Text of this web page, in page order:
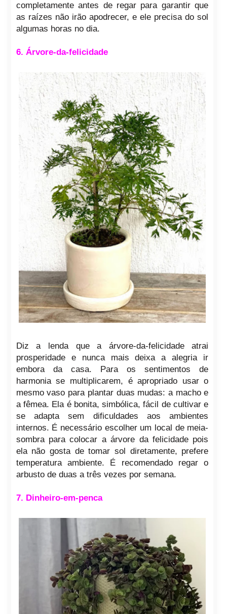
completamente antes de regar para garantir que
as raízes não irão apodrecer, e ele precisa do sol
algumas horas no dia.
6. Árvore-da-felicidade
Diz a lenda que a árvore-da-felicidade atrai
prosperidade e nunca mais deixa a alegria ir
embora da casa. Para os sentimentos de
harmonia se multiplicarem, é apropriado usar o
mesmo vaso para plantar duas mudas: a macho e
a fêmea. Ela é bonita, simbólica, fácil de cultivar e
se adapta sem dificuldades aos ambientes
internos. É necessário escolher um local de meia-
sombra para colocar a árvore da felicidade pois
ela não gosta de tomar sol diretamente, prefere
temperatura ambiente. É recomendado regar o
arbusto de duas a três vezes por semana.
7. Dinheiro-em-penca